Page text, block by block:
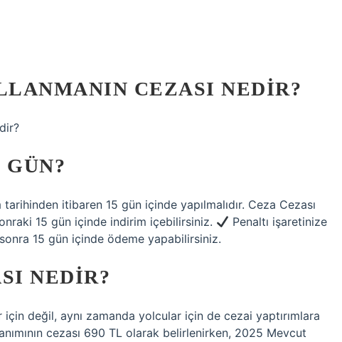
CEZASI NEDIR?
itibaren 15 gün içinde yapılmalıdır. Ceza Cezası
15 gün içinde indirim içebilirsiniz.
Penaltı işaretinize
15 gün içinde ödeme yapabilirsiniz.
NEDIR?
için değil, aynı zamanda yolcular için de cezai yaptırımlara
cezası 690 TL olarak belirlenirken, 2025 Mevcut